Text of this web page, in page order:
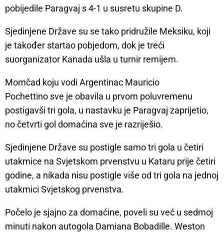
pobijedile Paragvaj s 4-1 u susretu skupine D.
Sjedinjene Države su se tako pridružile Meksiku, koji
je također startao pobjedom, dok je treći
suorganizator Kanada ušla u turnir remijem.
Momčad koju vodi Argentinac Mauricio
Pochettino sve je obavila u prvom poluvremenu
postigavši tri gola, u nastavku je Paragvaj zaprijetio,
no četvrti gol domaćina sve je razriješio.
Sjedinjene Države su postigle samo tri gola u četiri
utakmice na Svjetskom prvenstvu u Kataru prije četiri
godine, a nikada nisu postigle više od tri gola na jednoj
utakmici Svjetskog prvenstva.
Počelo je sjajno za domaćine, poveli su već u sedmoj
minuti nakon autogola Damiana Bobadille. Weston